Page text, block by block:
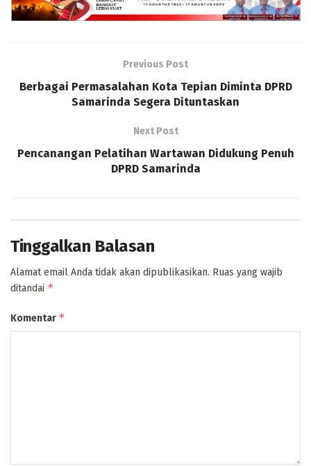
Previous Post
Berbagai Permasalahan Kota Tepian Diminta DPRD
Samarinda Segera Dituntaskan
Next Post
Pencanangan Pelatihan Wartawan Didukung Penuh
DPRD Samarinda
Tinggalkan Balasan
Alamat email Anda tidak akan dipublikasikan. Ruas yang wajib
ditandai *
Komentar *